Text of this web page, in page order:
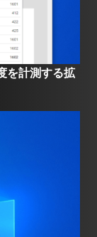
を計測する拡